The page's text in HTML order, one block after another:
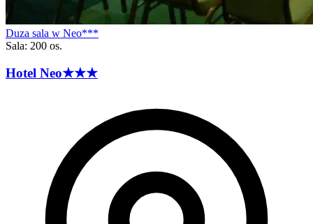
Duza sala w Neo***
Sala: 200 os.
Hotel Neo★★★